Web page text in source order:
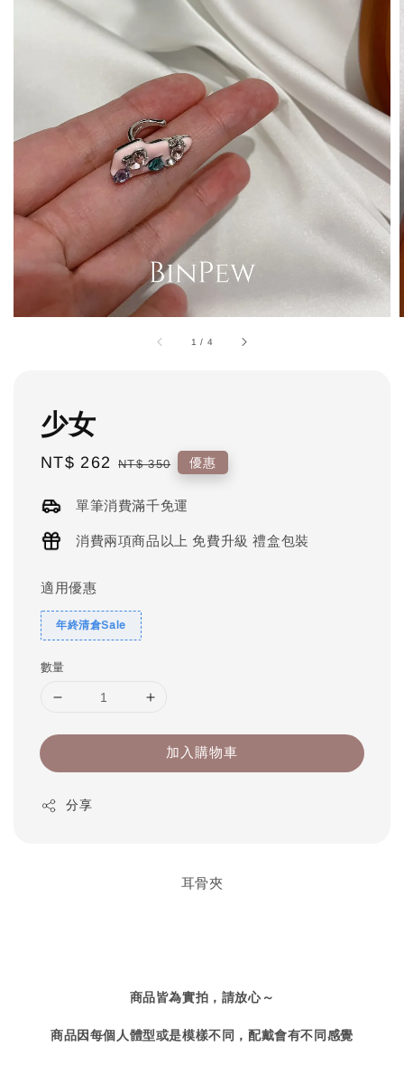
1 / 4
少女
Sale
NT$ 262 Regular
NT$ 350 優惠
單筆消費滿千免運
消費兩項商品以上 免費升級 禮盒包裝
適用優惠
年終清倉Sale
數量
加入購物車
分享
耳骨夾
商品皆為實拍，請放心～
商品因每個人體型或是模樣不同，配戴會有不同感覺